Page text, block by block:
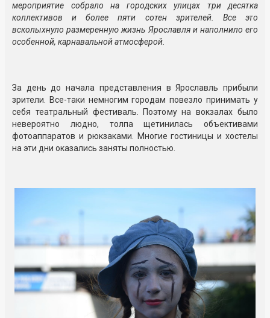
мероприятие собрало на городских улицах три десятка
коллективов и более пяти сотен зрителей. Все это
всколыхнуло размеренную жизнь Ярославля и наполнило его
особенной, карнавальной атмосферой.
За день до начала представления в Ярославль прибыли
зрители. Все-таки немногим городам повезло принимать у
себя театральный фестиваль. Поэтому на вокзалах было
невероятно людно, толпа щетинилась объективами
фотоаппаратов и рюкзаками. Многие гостиницы и хостелы
на эти дни оказались заняты полностью.